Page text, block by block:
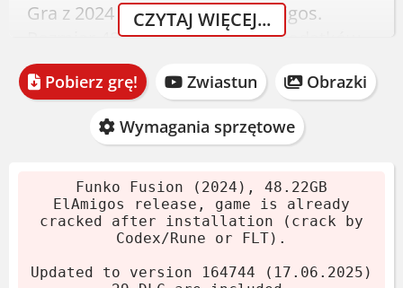
Gra z 2024 roku, wydanie ElAmigos.
Rozmiar 48.22 GB. Zawiera 29 dodatków
DLC. Instalacja prosta:
Pobierz archiwum.
Wypakuj pliki.
Zainstaluj grę.
Crack dodany podczas instalacji.
Graj! Jeśli lubisz, kup ją.
Wymagania systemowe
CZYTAJ WIĘCEJ...
Pobierz grę! Zwiastun Obrazki
Wymagania sprzętowe
Funko Fusion (2024), 48.22GB
ElAmigos release, game is already
cracked after installation (crack by
Codex/Rune or FLT).
Updated to version 164744 (17.06.2025)